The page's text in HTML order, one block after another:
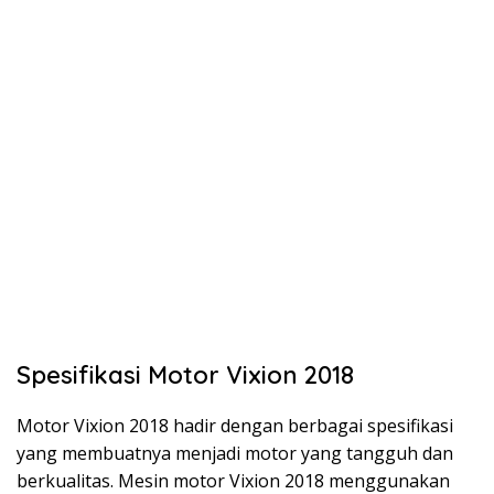
Spesifikasi Motor Vixion 2018
Motor Vixion 2018 hadir dengan berbagai spesifikasi
yang membuatnya menjadi motor yang tangguh dan
berkualitas. Mesin motor Vixion 2018 menggunakan